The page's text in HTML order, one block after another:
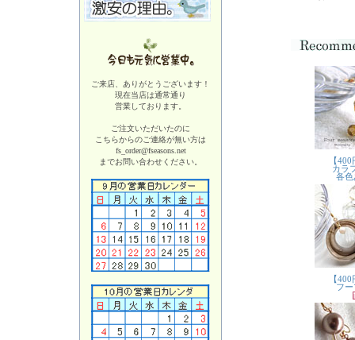
ご来店、ありがとうございます！
現在当店は通常通り
営業しております。
ご注文いただいたのに
こちらからのご連絡が無い方は
fs_order@fseasons.net
までお問い合わせください。